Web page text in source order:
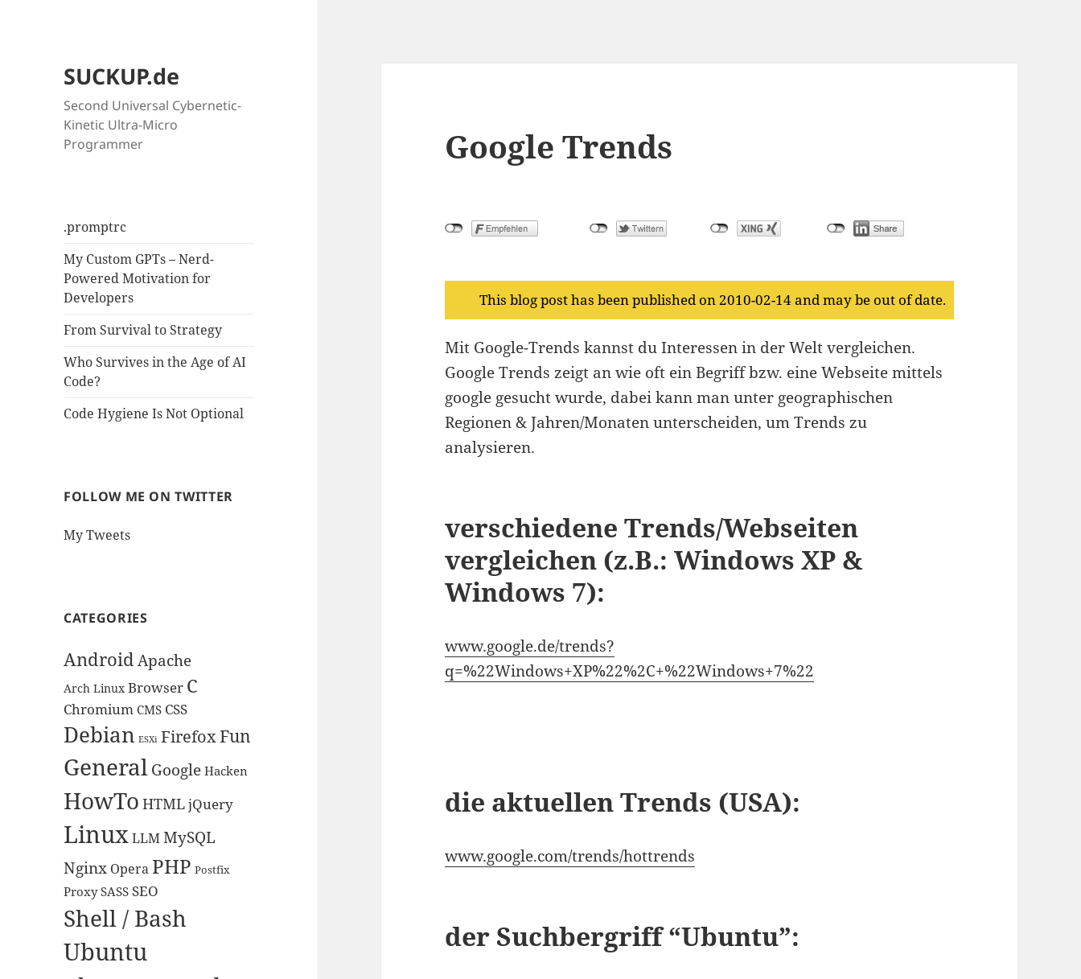
SUCKUP.de
Second Universal Cybernetic-
Kinetic Ultra-Micro
Programmer
.promptrc
My Custom GPTs – Nerd-
Powered Motivation for
Developers
From Survival to Strategy
Who Survives in the Age of AI
Code?
Code Hygiene Is Not Optional
FOLLOW ME ON TWITTER
My Tweets
CATEGORIES
AndroidApache
Arch Linux Browser C
Chromium CMS CSS
Debian ESXi FirefoxFun
GeneralGoogle Hacken
HowTo HTMLjQuery
LinuxLLMMySQL
Nginx Opera PHP Postfix
Proxy SASS SEO
Shell / Bash
Ubuntu
Google Trends
This blog post has been published on 2010-02-14 and may be out of date.
Mit Google-Trends kannst du Interessen in der Welt vergleichen.
Google Trends zeigt an wie oft ein Begriff bzw. eine Webseite mittels
google gesucht wurde, dabei kann man unter geographischen
Regionen & Jahren/Monaten unterscheiden, um Trends zu
analysieren.
verschiedene Trends/Webseiten
vergleichen (z.B.: Windows XP &
Windows 7):
www.google.de/trends?
q=%22Windows+XP%22%2C+%22Windows+7%22
die aktuellen Trends (USA):
www.google.com/trends/hottrends
der Suchbergriff “Ubuntu”: